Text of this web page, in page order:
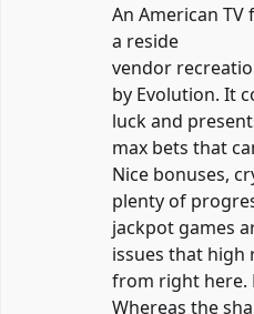
An American
a reside
vendor
by Evolution. It
luck and
max bets that
Nice bonuses,
plenty of
jackpot games
issues that high
from right here.
Whereas the